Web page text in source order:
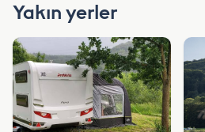
Yakın yerler